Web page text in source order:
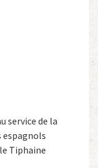
service de la
espagnols
Tiphaine